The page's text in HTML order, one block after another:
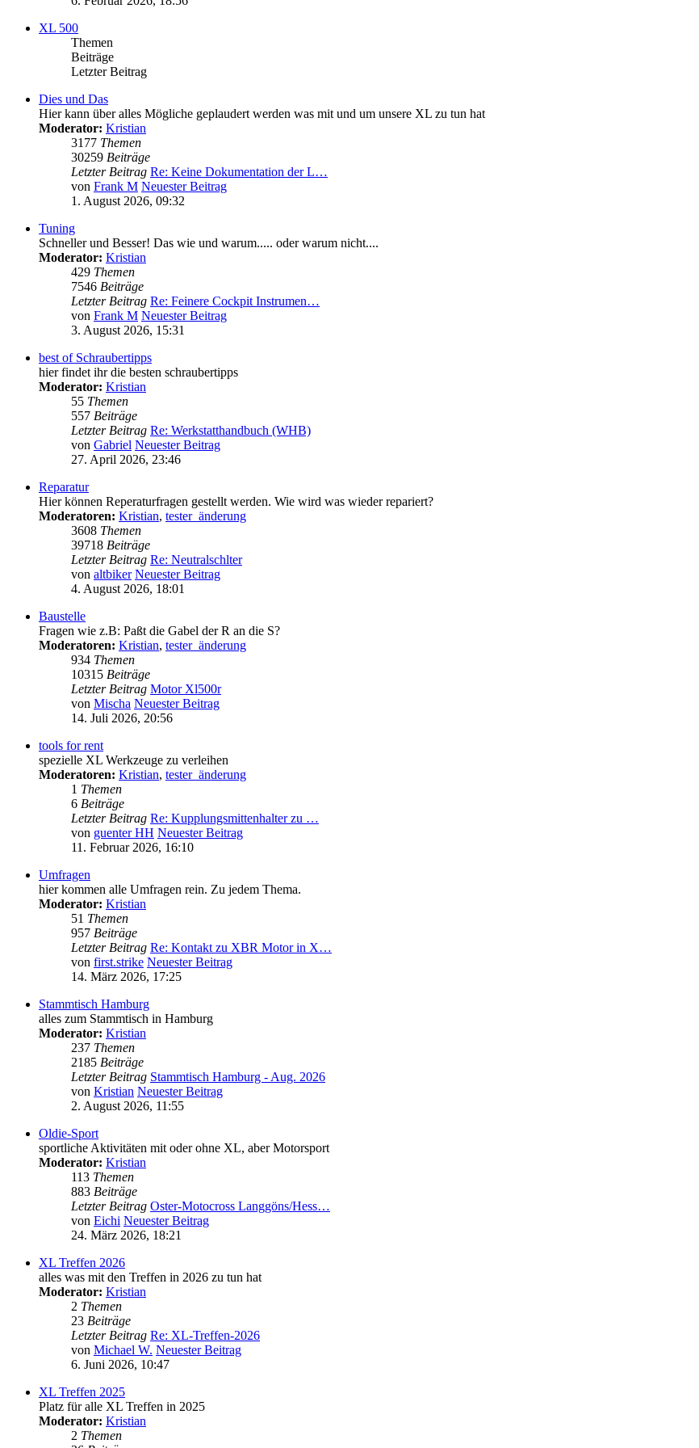
XL 500
Themen
Beiträge
Letzter Beitrag
Dies und Das
Hier kann über alles Mögliche geplaudert werden was mit und um unsere XL zu tun hat
Moderator: Kristian
3177 Themen
30259 Beiträge
Letzter Beitrag Re: Keine Dokumentation der L…
von Frank M Neuester Beitrag
1. August 2026, 09:32
Tuning
Schneller und Besser! Das wie und warum..... oder warum nicht....
Moderator: Kristian
429 Themen
7546 Beiträge
Letzter Beitrag Re: Feinere Cockpit Instrumen…
von Frank M Neuester Beitrag
3. August 2026, 15:31
best of Schraubertipps
hier findet ihr die besten schraubertipps
Moderator: Kristian
55 Themen
557 Beiträge
Letzter Beitrag Re: Werkstatthandbuch (WHB)
von Gabriel Neuester Beitrag
27. April 2026, 23:46
Reparatur
Hier können Reperaturfragen gestellt werden. Wie wird was wieder repariert?
Moderatoren: Kristian, tester_änderung
3608 Themen
39718 Beiträge
Letzter Beitrag Re: Neutralschlter
von altbiker Neuester Beitrag
4. August 2026, 18:01
Baustelle
Fragen wie z.B: Paßt die Gabel der R an die S?
Moderatoren: Kristian, tester_änderung
934 Themen
10315 Beiträge
Letzter Beitrag Motor Xl500r
von Mischa Neuester Beitrag
14. Juli 2026, 20:56
tools for rent
spezielle XL Werkzeuge zu verleihen
Moderatoren: Kristian, tester_änderung
1 Themen
6 Beiträge
Letzter Beitrag Re: Kupplungsmittenhalter zu …
von guenter HH Neuester Beitrag
11. Februar 2026, 16:10
Umfragen
hier kommen alle Umfragen rein. Zu jedem Thema.
Moderator: Kristian
51 Themen
957 Beiträge
Letzter Beitrag Re: Kontakt zu XBR Motor in X…
von first.strike Neuester Beitrag
14. März 2026, 17:25
Stammtisch Hamburg
alles zum Stammtisch in Hamburg
Moderator: Kristian
237 Themen
2185 Beiträge
Letzter Beitrag Stammtisch Hamburg - Aug. 2026
von Kristian Neuester Beitrag
2. August 2026, 11:55
Oldie-Sport
sportliche Aktivitäten mit oder ohne XL, aber Motorsport
Moderator: Kristian
113 Themen
883 Beiträge
Letzter Beitrag Oster-Motocross Langgöns/Hess…
von Eichi Neuester Beitrag
24. März 2026, 18:21
XL Treffen 2026
alles was mit den Treffen in 2026 zu tun hat
Moderator: Kristian
2 Themen
23 Beiträge
Letzter Beitrag Re: XL-Treffen-2026
von Michael W. Neuester Beitrag
6. Juni 2026, 10:47
XL Treffen 2025
Platz für alle XL Treffen in 2025
Moderator: Kristian
2 Themen